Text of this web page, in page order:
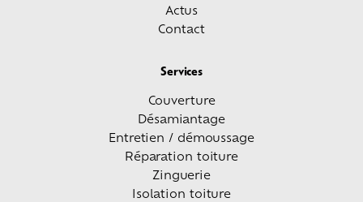
Actus
Contact
Services
Couverture
Désamiantage
Entretien / démoussage
Réparation toiture
Zinguerie
Isolation toiture